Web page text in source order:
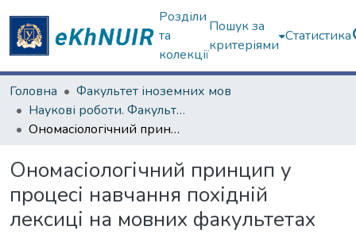
Розділи
та
колекції
Пошук за
критеріями
Статистика
Головна
Факультет іноземних мов
Наукові роботи. Факультет іноземних мов
Ономасіологічний принцип у процесі навчання похідній лексиці на мовних факультетах
Ономасіологічний принцип у
процесі навчання похідній
лексиці на мовних факультетах